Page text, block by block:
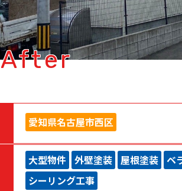
After
愛知県名古屋市西区
大型物件 外壁塗装 屋根塗装 ベ
シーリング工事